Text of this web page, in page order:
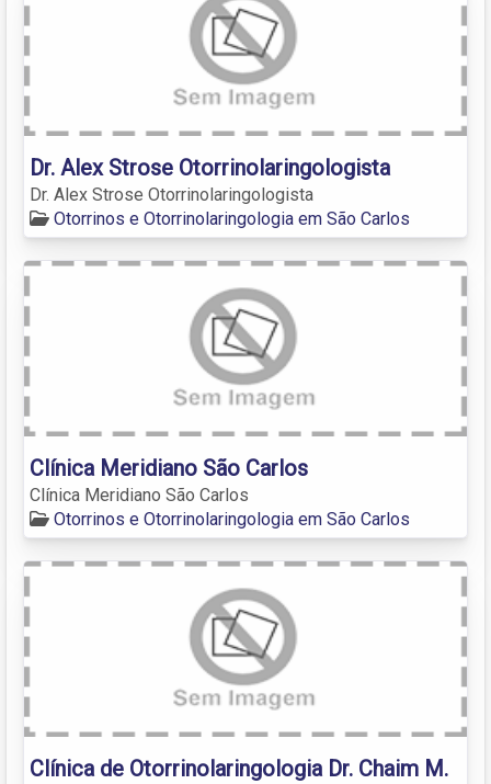
Dr. Alex Strose Otorrinolaringologista
Dr. Alex Strose Otorrinolaringologista
Otorrinos e Otorrinolaringologia em São Carlos
Clínica Meridiano São Carlos
Clínica Meridiano São Carlos
Otorrinos e Otorrinolaringologia em São Carlos
Clínica de Otorrinolaringologia Dr. Chaim M.